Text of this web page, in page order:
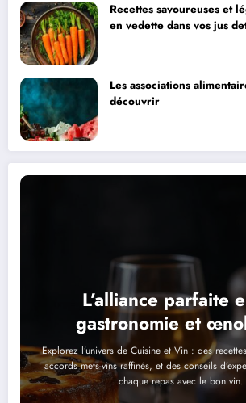
Recettes savoureuses et
en vedette dans vos jus
Les associations
découvrir
L’alliance parfaite
gastronomie et
Explorez l’univers de Cuisine et Vin : des
accords mets-vins raffinés, et des conseils
chaque repas avec le bon vin.